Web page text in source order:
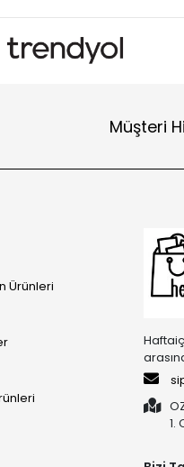
Müşteri
Ürünleri
1.